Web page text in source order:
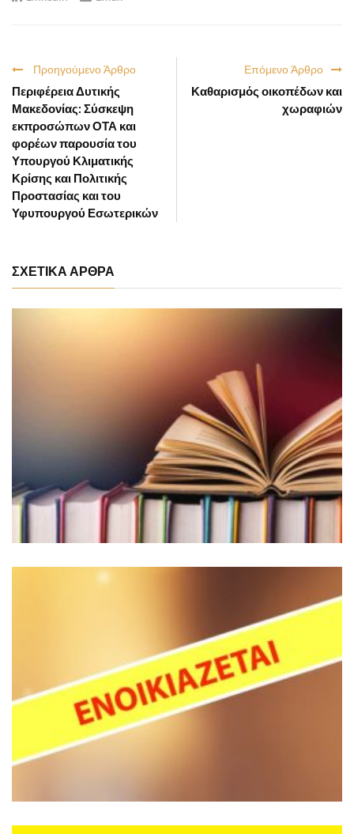
Επόμενο Άρθρο
Καθαρισμός οικοπέδων και
χωραφιών
Προηγούμενο Άρθρο
Περιφέρεια Δυτικής
Μακεδονίας: Σύσκεψη
εκπροσώπων ΟΤΑ και
φορέων παρουσία του
Υπουργού Κλιματικής
Κρίσης και Πολιτικής
Προστασίας και του
Υφυπουργού Εσωτερικών
ΣΧΕΤΙΚΑ ΑΡΘΡΑ